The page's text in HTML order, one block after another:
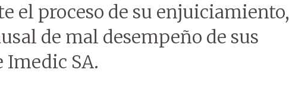
el proceso de su enjuiciamiento,
de mal desempeño de sus
Imedic SA.